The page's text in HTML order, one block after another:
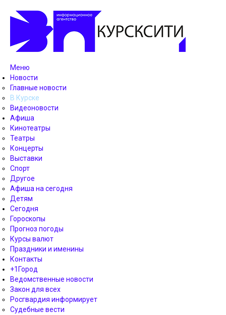
Меню
Новости
Главные новости
В Курске
Видеоновости
Афиша
Кинотеатры
Театры
Концерты
Выставки
Спорт
Другое
Афиша на сегодня
Детям
Сегодня
Гороскопы
Прогноз погоды
Курсы валют
Праздники и именины
Контакты
+1Город
Ведомственные новости
Закон для всех
Росгвардия информирует
Судебные вести